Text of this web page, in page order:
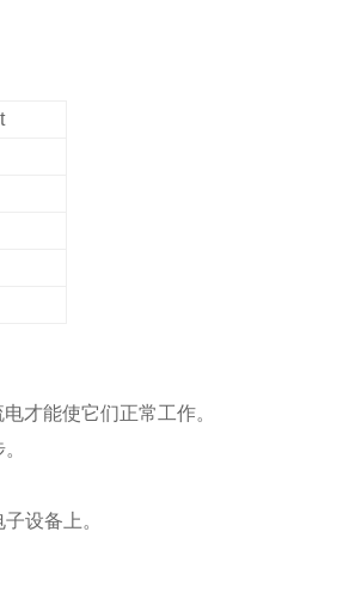
才能使它们正常工作。
设备上。